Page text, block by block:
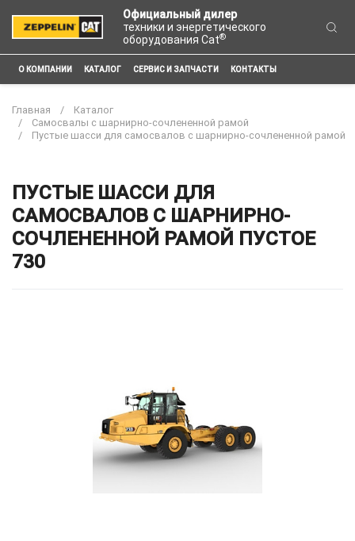
Официальный дилер
техники и энергетического
оборудования Cat®
О КОМПАНИИ КАТАЛОГ СЕРВИС И ЗАПЧАСТИ КОНТАКТЫ
Главная
Каталог
Самосвалы с шарнирно-сочлененной рамой
Пустые шасси для самосвалов с шарнирно-сочлененной рамой
ПУСТЫЕ ШАССИ ДЛЯ
САМОСВАЛОВ С ШАРНИРНО-
СОЧЛЕНЕННОЙ РАМОЙ ПУСТОЕ
730